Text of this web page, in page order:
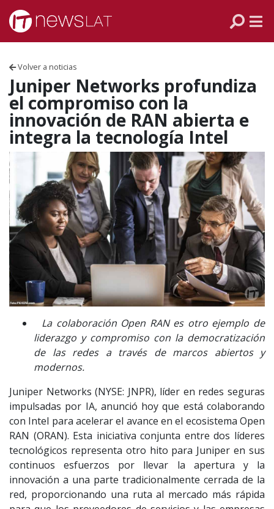
Skip to content
Volver a noticias
Juniper Networks profundiza
el compromiso con la
innovación de RAN abierta e
integra la tecnología Intel
La colaboración Open RAN es otro ejemplo de
liderazgo y compromiso con la democratización
de las redes a través de marcos abiertos y
modernos.
Juniper Networks (NYSE: JNPR), líder en redes seguras
impulsadas por IA, anunció hoy que está colaborando
con Intel para acelerar el avance en el ecosistema Open
RAN (ORAN). Esta iniciativa conjunta entre dos líderes
tecnológicos representa otro hito para Juniper en sus
continuos esfuerzos por llevar la apertura y la
innovación a una parte tradicionalmente cerrada de la
red, proporcionando una ruta al mercado más rápida
VENEZUELA
ECUADOR
PERÚ
CHILE
ARGENTINA
MÉXICO